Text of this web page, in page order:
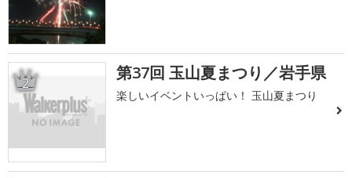
2 第37回 玉山夏まつり／岩手県
楽しいイベントいっぱい！ 玉山夏まつり